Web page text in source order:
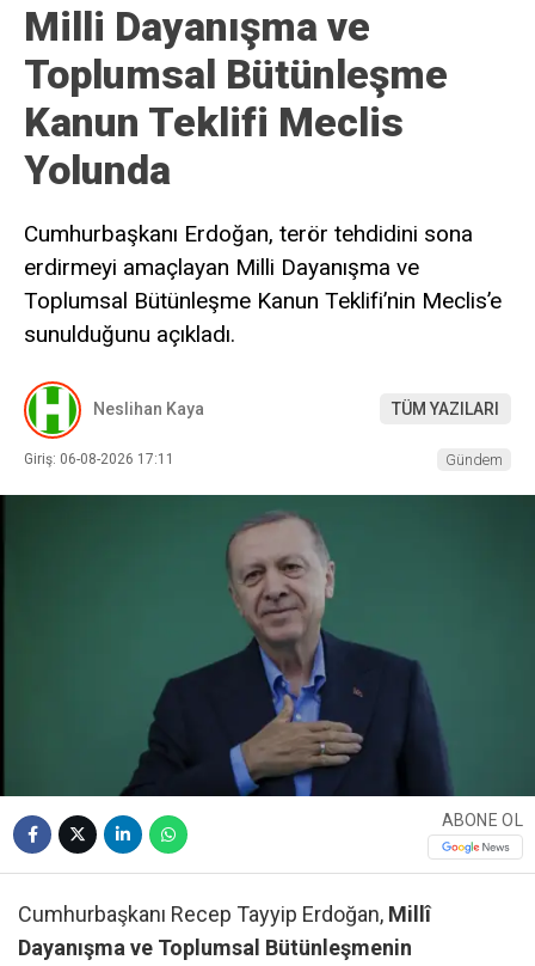
Milli Dayanışma ve
Toplumsal Bütünleşme
Kanun Teklifi Meclis
Yolunda
Cumhurbaşkanı Erdoğan, terör tehdidini sona
erdirmeyi amaçlayan Milli Dayanışma ve
Toplumsal Bütünleşme Kanun Teklifi’nin Meclis’e
sunulduğunu açıkladı.
Neslihan Kaya TÜM YAZILARI
Giriş: 06-08-2026 17:11 Gündem
ABONE OL
Cumhurbaşkanı Recep Tayyip Erdoğan, Millî
Dayanışma ve Toplumsal Bütünleşmenin